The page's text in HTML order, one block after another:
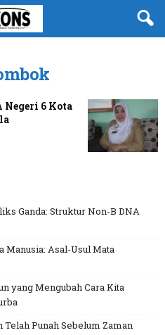
Negeri 6 Kota
Ganda: Struktur Non-B DNA
Manusia: Asal-Usul Mata
yang Mengubah Cara Kita
Punah Sebelum Zaman